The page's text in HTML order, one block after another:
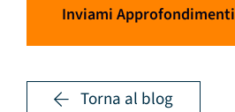
Inviami Approfondimenti
Torna al blog